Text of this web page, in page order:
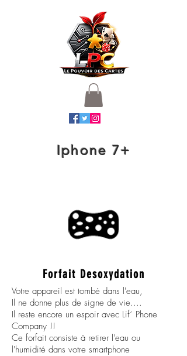
Iphone 7+
Forfait Desoxydation
Votre appareil est tombé dans l'eau,
Il ne donne plus de signe de vie....
Il reste encore un espoir avec Lif´ Phone
Company !!
Ce forfait consiste à retirer l'eau ou
l'humidité dans votre smartphone